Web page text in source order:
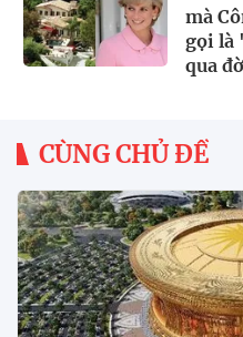
mà
gọi là
qua
CÙNG CHỦ ĐỀ